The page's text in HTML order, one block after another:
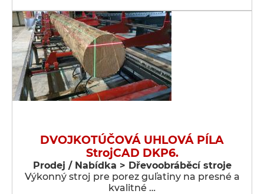
DVOJKOTÚČOVÁ UHLOVÁ PÍLA
StrojCAD DKP6.
Prodej / Nabídka > Dřevoobráběcí stroje
Výkonný stroj pre porez guľatiny na presné a
kvalitné …